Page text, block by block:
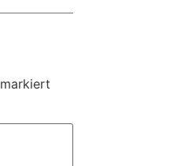
markiert